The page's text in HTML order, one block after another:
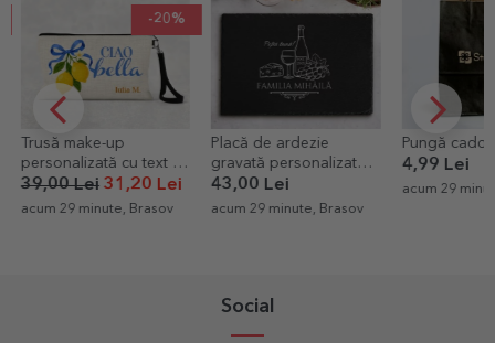
-20%
Trusă make-up
personalizată cu text -
Ciao bella
39,00 Lei31,20 Lei
acum 29 minute, Brasov
Placă de ardezie
gravată personalizată
cu text - Family
43,00 Lei
acum 29 minute, Brasov
Pungă
4,99 Lei
acum 29
Social